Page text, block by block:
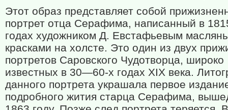
Этот образ представляет собой
портрет отца Серафима, написанный в
годах художником Д. Евстафьевым
красками на холсте. Это один из двух
портретов Саровского Чудотворца, широко
известных в 30—60-х годах XIX века.
данного портрета украшала первое
подробного жития старца Серафима,